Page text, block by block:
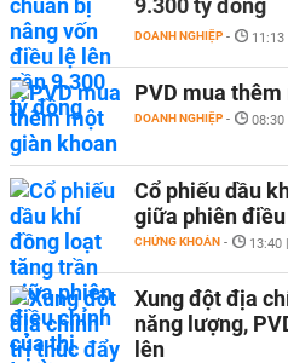
9.300 tỷ đồng
DOANH NGHIỆP -
PVD mua
DOANH NGHIỆP -
Cổ phiếu dầu
giữa phiên
CHỨNG KHOÁN - 13:40
Xung đột địa
năng lượng,
lên